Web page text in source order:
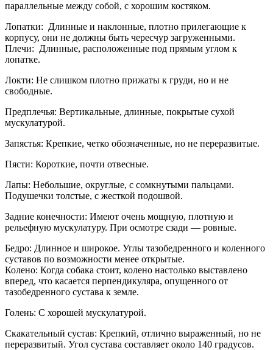
параллельные между собой, с хорошим костяком.
Лопатки: Длинные и наклонные, плотно прилегающие к
корпусу, они не должны быть чересчур загруженными.
Плечи: Длинные, расположенные под прямым углом к
лопатке.
Локти: Не слишком плотно прижаты к груди, но и не
свободные.
Предплечья: Вертикальные, длинные, покрытые сухой
мускулатурой.
Запястья: Крепкие, четко обозначенные, но не переразвитые.
Пясти: Короткие, почти отвесные.
Лапы: Небольшие, округлые, с сомкнутыми пальцами.
Подушечки толстые, с жесткой подошвой.
Задние конечности: Имеют очень мощную, плотную и
рельефную мускулатуру. При осмотре сзади — ровные.
Бедро: Длинное и широкое. Углы тазобедренного и коленного
суставов по возможности менее открытые.
Колено: Когда собака стоит, колено настолько выставлено
вперед, что касается перпендикуляра, опущенного от
тазобедренного сустава к земле.
Голень: С хорошей мускулатурой.
Скакательный сустав: Крепкий, отлично выраженный, но не
переразвитый. Угол сустава составляет около 140 градусов.